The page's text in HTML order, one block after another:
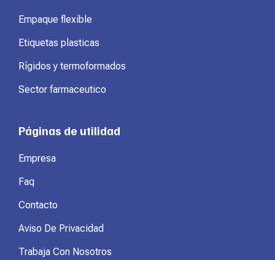
Empaque flexible
Etiquetas plasticas
Rígidos y termoformados
Sector farmaceutico
Páginas de utilidad
Empresa
Faq
Contacto
Aviso De Privacidad
Trabaja Con Nosotros